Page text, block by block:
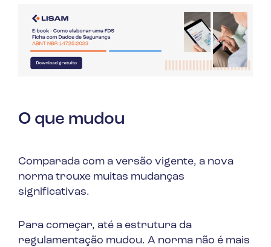
O que mudou
Comparada com a versão vigente, a nova
norma trouxe muitas mudanças
significativas.
Para começar, até a estrutura da
regulamentação mudou. A norma não é mais